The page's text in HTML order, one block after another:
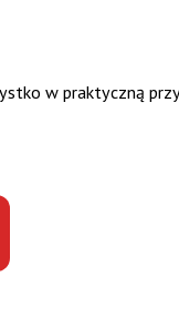
w praktyczną